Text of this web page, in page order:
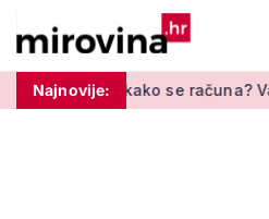
Najnovije:
računa? Važna brojka za